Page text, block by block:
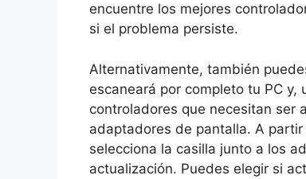
encuentre los mejores
si el problema persiste.
Alternativamente, también
escaneará por completo tu PC
controladores que necesitan ser
adaptadores de pantalla. A
selecciona la casilla junto a los
actualización. Puedes elegir si